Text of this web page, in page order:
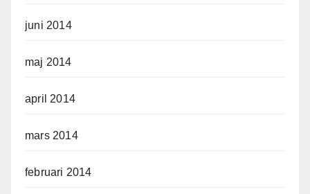
juni 2014
maj 2014
april 2014
mars 2014
februari 2014